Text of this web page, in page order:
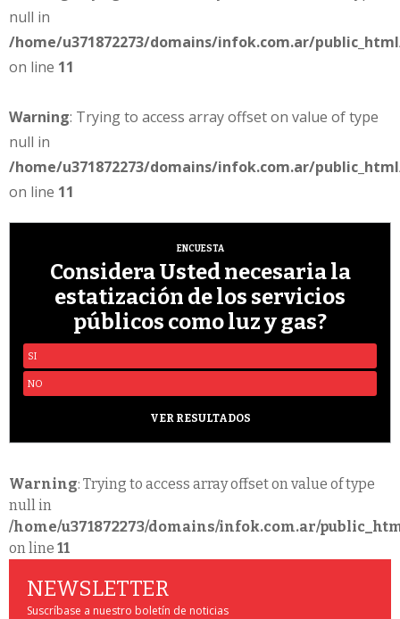
null in
/home/u371872273/domains/infok.com.ar/
on line 11
Warning: Trying to access array offset on value of type
null in
/home/u371872273/domains/infok.com.ar/
on line 11
ENCUESTA
Considera Usted necesaria la
estatización de los servicios
públicos como luz y gas?
SI
NO
VER RESULTADOS
Warning: Trying to access array offset on value of type
null in
/home/u371872273/domains/infok.com.ar/
on line 11
NEWSLETTER
Suscríbase a nuestro boletín de noticias